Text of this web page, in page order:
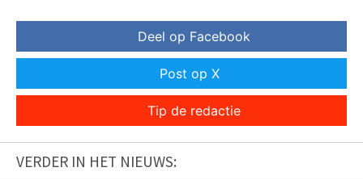
Deel op Facebook
Post op X
Tip de redactie
VERDER IN HET NIEUWS: